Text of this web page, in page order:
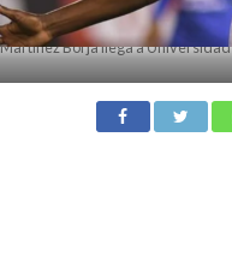
Martínez Borja llega a